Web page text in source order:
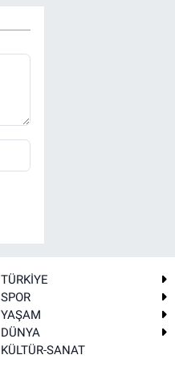
TÜRKİYE
SPOR
YAŞAM
DÜNYA
KÜLTÜR-SANAT